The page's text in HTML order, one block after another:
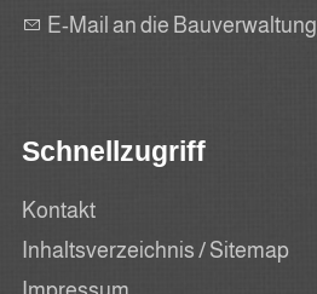
E-Mail an die Bauverwaltung
Schnellzugriff
Kontakt
Inhaltsverzeichnis / Sitemap